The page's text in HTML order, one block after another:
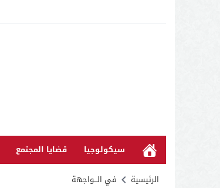
سيكولوجيا قضايا المجتمع
الرئيسية في الـــواجهة